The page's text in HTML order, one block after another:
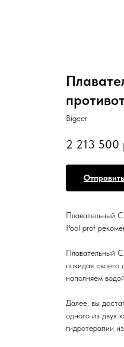
Bigeer
2 213 500
Плавательный
Pool prof
Плавательный
покидая своего
наполняем
Далее, вы
одного из двух
гидротерапии